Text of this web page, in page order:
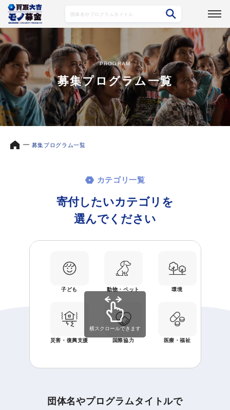
PROGRAM
募集プログラム一覧
募集プログラム一覧
カテゴリ一覧
寄付したいカテゴリを
選んでください
子ども 動物・ペット 環境
災害・復興支援 国際協力 医療・福祉
横スクロールできます
団体名やプログラムタイトルで